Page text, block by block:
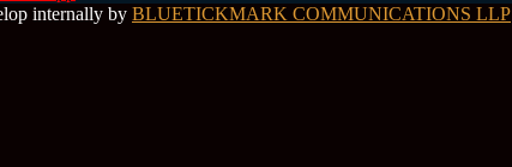
internally by BLUETICKMARK COMMUNICATIONS LLP